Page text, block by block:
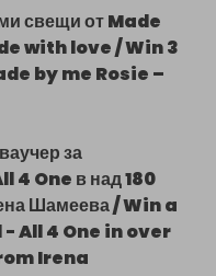
свещи от Made
with love / Win 3
by me Rosie –
за
4 One в над 180
Шамеева / Win a
All 4 One in over
Irena